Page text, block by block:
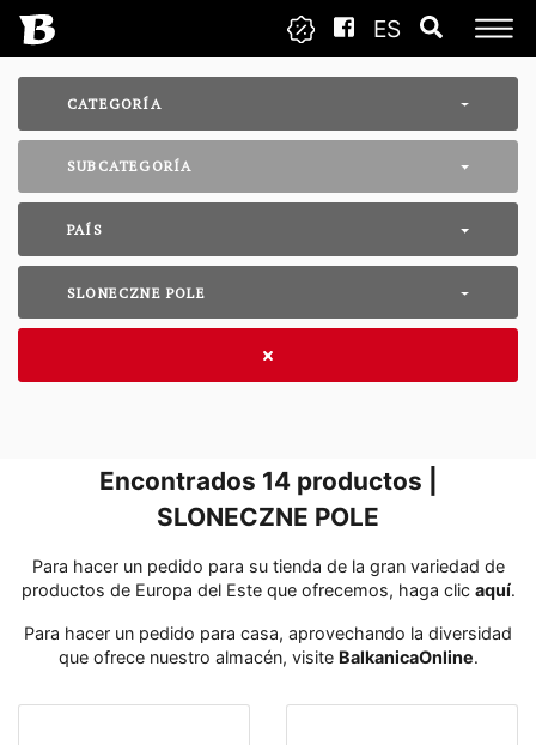
ES
CATEGORÍA
SUBCATEGORÍA
PAÍS
SLONECZNE POLE
Encontrados 14productos |
SLONECZNE POLE
Para hacer un pedido para su tienda de la gran variedad de
productos de Europa del Este que ofrecemos, haga clic aquí․
Para hacer un pedido para casa, aprovechando la diversidad
que ofrece nuestro almacén, visite BalkanicaOnline․